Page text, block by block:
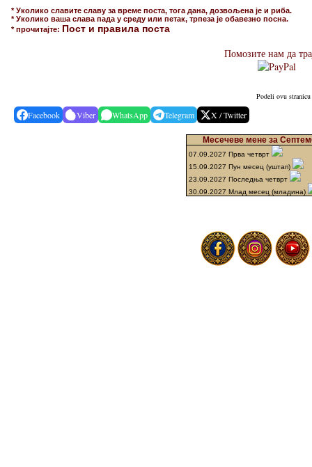
* Уколико славите славу за време поста, тога дана, дозвољена је и риба.
* Уколико ваша слава пада у среду или петак, трпеза је обавезно посна.
* прочитајте: Пост и правила поста
Помозите нам да
Podeli ovu stranicu
Facebook Viber WhatsApp Telegram X / Twitter
Месечеве мене за
07.09.2027 Прва четврт
15.09.2027 Пун месец (уштап)
23.09.2027 Последња четврт
30.09.2027 Млад месец (младина)